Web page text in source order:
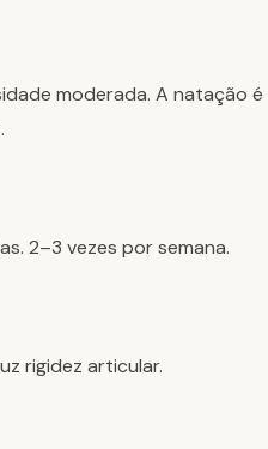
moderada. A natação é
2–3 vezes por semana.
rigidez articular.